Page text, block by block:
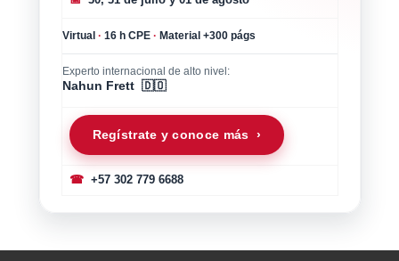
Virtual · 16 h CPE · Material +300 págs
Experto internacional de alto nivel:
Nahun Frett 🇩🇴
Regístrate y conoce más ›
☎+57 302 779 6688